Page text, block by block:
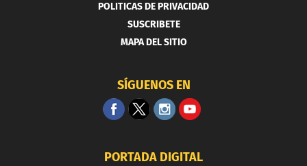
POLITICAS DE PRIVACIDAD
SUSCRIBETE
MAPA DEL SITIO
SÍGUENOS EN
PORTADA DIGITAL